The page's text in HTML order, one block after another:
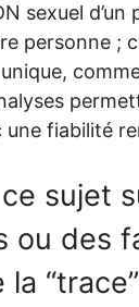
sexuel
personne ;
une fiabilité
sujet
ou des